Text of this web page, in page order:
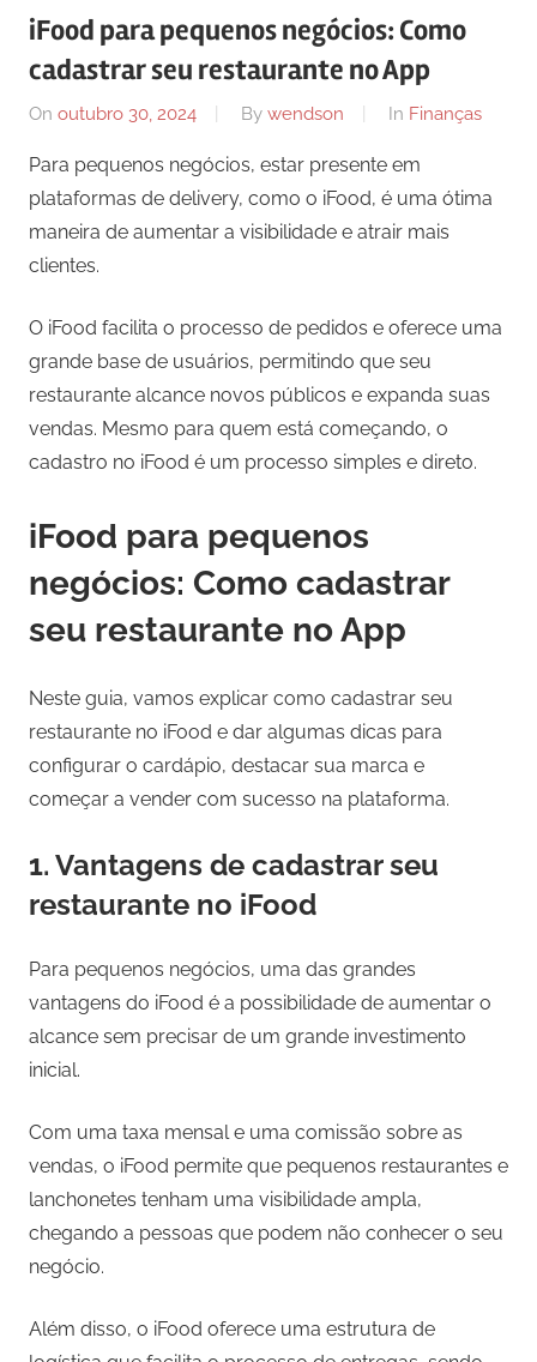
iFood para pequenos negócios: Como
cadastrar seu restaurante no App
On outubro 30, 2024 By wendson In Finanças
Para pequenos negócios, estar presente em
plataformas de delivery, como o iFood, é uma ótima
maneira de aumentar a visibilidade e atrair mais
clientes.
O iFood facilita o processo de pedidos e oferece uma
grande base de usuários, permitindo que seu
restaurante alcance novos públicos e expanda suas
vendas. Mesmo para quem está começando, o
cadastro no iFood é um processo simples e direto.
iFood para pequenos
negócios: Como cadastrar
seu restaurante no App
Neste guia, vamos explicar como cadastrar seu
restaurante no iFood e dar algumas dicas para
configurar o cardápio, destacar sua marca e
começar a vender com sucesso na plataforma.
1. Vantagens de cadastrar seu
restaurante no iFood
Para pequenos negócios, uma das grandes
vantagens do iFood é a possibilidade de aumentar o
alcance sem precisar de um grande investimento
inicial.
Com uma taxa mensal e uma comissão sobre as
vendas, o iFood permite que pequenos restaurantes e
lanchonetes tenham uma visibilidade ampla,
chegando a pessoas que podem não conhecer o seu
negócio.
Além disso, o iFood oferece uma estrutura de